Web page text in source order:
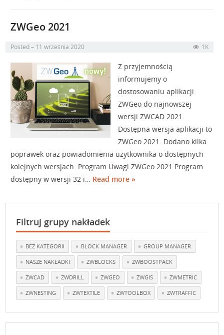
ZWGeo 2021
Posted 11 września 2020 1K
Z przyjemnością
informujemy o
dostosowaniu aplikacji
ZWGeo do najnowszej
wersji ZWCAD 2021.
Dostępna wersja aplikacji to
ZWGeo 2021. Dodano kilka
poprawek oraz powiadomienia użytkownika o dostępnych
kolejnych wersjach. Program Uwagi ZWGeo 2021 Program
dostępny w wersji 32 i… Read more »
Filtruj grupy nakładek
BEZ KATEGORII BLOCK MANAGER GROUP MANAGER
NASZE NAKŁADKI ZWBLOCKS ZWBOOSTPACK
ZWCAD ZWDRILL ZWGEO ZWGIS ZWMETRIC
ZWNESTING ZWTEXTILE ZWTOOLBOX ZWTRAFFIC